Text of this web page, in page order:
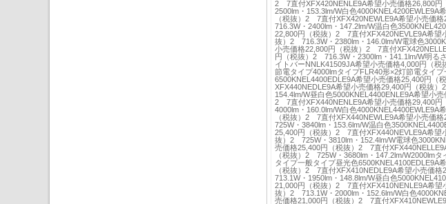
2 7直付XFX420NENLE9A希望小売価格26,800円
2500lm・153.3lm/W白色4000KNEL4200EWLE9A
（税抜）2 7直付XFX420NEWLE9A希望小売価
716.3W・2400lm・147.2lm/W温白色
22,800円（税抜）2 7直付XFX420NEVLE9A希望
抜）2 716.3W・2380lm・146.0lm/W電球色
小売価格22,800円（税抜）2 7直付
円（税抜）2 716.3W・2300lm・141.1lm/W明る
イトバーNNLK41509JA希望小売価格4,000円（
節電タイプ4000lmタイプFLR40形×2灯節電タイ
6500KNEL4400EDLE9A希望小売価格25,400円（
XFX440NEDLE9A希望小売価格29,400円（税抜）
154.4lm/W昼白色5000KNEL4400ENLE9A希望小売
2 7直付XFX440NENLE9A希望小売価格29,400円
4000lm・160.0lm/W白色4000KNEL4400EWLE9A
（税抜）2 7直付XFX440NEWLE9A希望小売価
725W・3840lm・153.6lm/W温白色
25,400円（税抜）2 7直付XFX440NEVLE9A希望
抜）2 725W・3810lm・152.4lm/W電球色
売価格25,400円（税抜）2 7直付
（税抜）2 725W・3680lm・147.2lm/W2000lmタ
タイプ一般タイプ昼光色6500KNEL4100EDLE9A
（税抜）2 7直付XFX410NEDLE9A希望小売価
713.1W・1950lm・148.8lm/W昼白色
21,000円（税抜）2 7直付XFX410NENLE9A希望
抜）2 713.1W・2000lm・152.6lm/W白色
売価格21,000円（税抜）2 7直付